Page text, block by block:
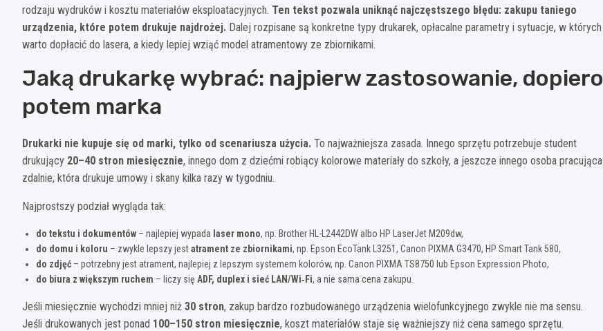
rodzaju wydruków i kosztu materiałów eksploatacyjnych. Ten tekst pozwala uniknąć najczęstszego błędu: zakupu taniego
urządzenia, które potem drukuje najdrożej. Dalej rozpisane są konkretne typy drukarek, opłacalne parametry i sytuacje, w których
warto dopłacić do lasera, a kiedy lepiej wziąć model atramentowy ze zbiornikami.
Jaką drukarkę wybrać: najpierw zastosowanie, dopiero
potem marka
Drukarki nie kupuje się od marki, tylko od scenariusza użycia. To najważniejsza zasada. Innego sprzętu potrzebuje student
drukujący 20–40 stron miesięcznie, innego dom z dziećmi robiący kolorowe materiały do szkoły, a jeszcze innego osoba pracująca
zdalnie, która drukuje umowy i skany kilka razy w tygodniu.
Najprostszy podział wygląda tak:
do tekstu i dokumentów – najlepiej wypada laser mono, np. Brother HL-L2442DW albo HP LaserJet M209dw,
do domu i koloru – zwykle lepszy jestatrament ze zbiornikami, np. Epson EcoTank L3251, Canon PIXMA G3470, HP Smart Tank 580,
do zdjęć – potrzebny jest atrament, najlepiej z lepszym systemem kolorów, np. Canon PIXMA TS8750 lub Epson Expression Photo,
do biura z większym ruchem – liczy się ADF, duplex i sieć LAN/Wi‑Fi, a nie sama cena zakupu.
Jeśli miesięcznie wychodzi mniej niż 30 stron, zakup bardzo rozbudowanego urządzenia wielofunkcyjnego zwykle nie ma sensu.
Jeśli drukowanych jest ponad 100–150 stron miesięcznie, koszt materiałów staje się ważniejszy niż cena samego sprzętu.